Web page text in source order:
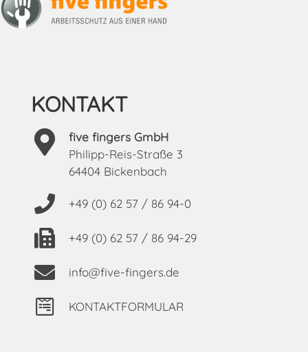
KONTAKT
five fingers GmbH
Philipp-Reis-Straße 3
64404 Bickenbach
+49 (0) 62 57 / 86 94-0
+49 (0) 62 57 / 86 94-29
info@five-fingers.de
KONTAKTFORMULAR